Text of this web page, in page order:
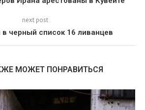
next post
черный список 16 ливанцев
МОЖЕТ ПОНРАВИТЬСЯ